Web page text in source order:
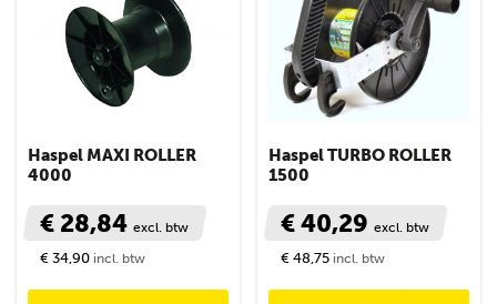
Haspel MAXI ROLLER
4000
€ 28,84 excl. btw
€ 34,90 incl. btw
Haspel TURBO ROLLER
1500
€ 40,29excl. btw
€ 48,75 incl. btw